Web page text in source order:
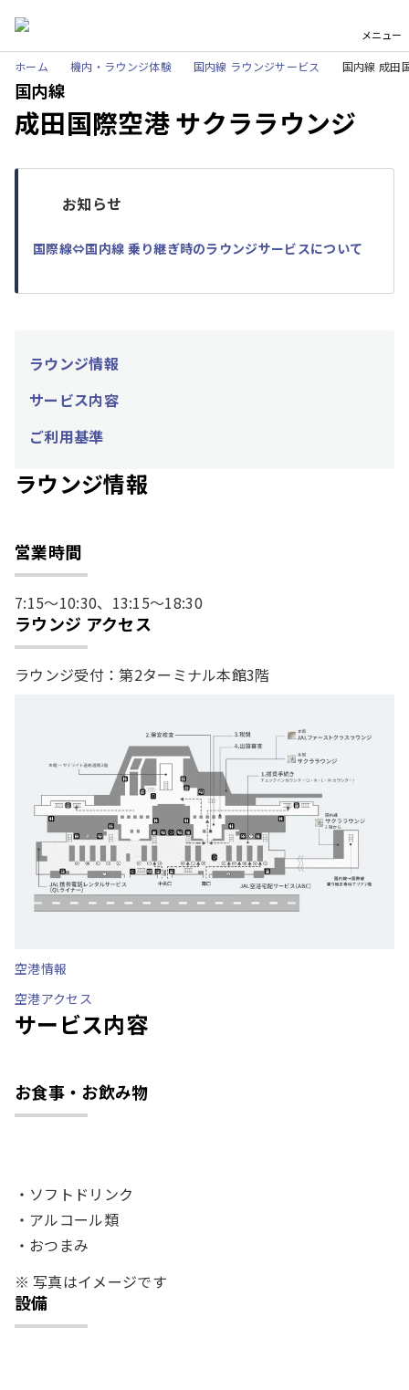
メニュー
ホーム 機内・ラウンジ体験 国内線 ラウンジサービス 国内線 成田
国内線
成田国際空港 サクララウンジ
お知らせ
国際線⇔国内線 乗り継ぎ時のラウンジサービスについて
ラウンジ情報
サービス内容
ご利用基準
ラウンジ情報
営業時間
7:15～10:30、13:15～18:30
ラウンジ アクセス
ラウンジ受付：第2ターミナル本館3階
空港情報
空港アクセス
サービス内容
お食事・お飲み物
ソフトドリンク
アルコール類
おつまみ
写真はイメージです
設備